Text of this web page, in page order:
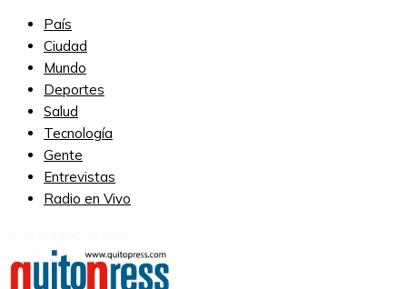
País
Ciudad
Mundo
Deportes
Salud
Tecnología
Gente
Entrevistas
Radio en Vivo